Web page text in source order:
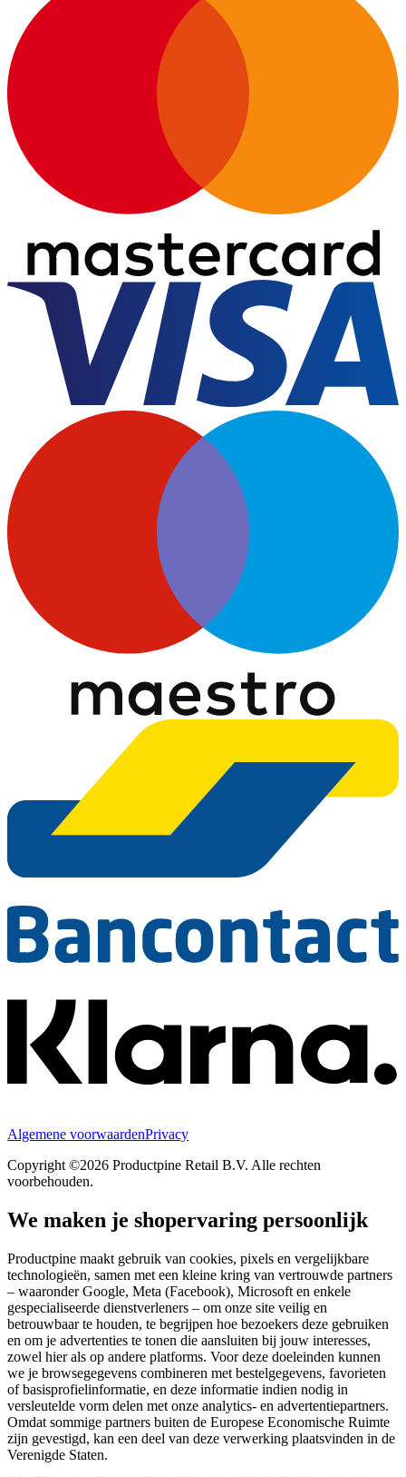
Algemene voorwaardenPrivacy
Copyright ©2026 Productpine Retail B.V. Alle rechten
voorbehouden.
We maken je shopervaring persoonlijk
Productpine maakt gebruik van cookies, pixels en vergelijkbare
technologieën, samen met een kleine kring van vertrouwde partners
– waaronder Google, Meta (Facebook), Microsoft en enkele
gespecialiseerde dienstverleners – om onze site veilig en
betrouwbaar te houden, te begrijpen hoe bezoekers deze gebruiken
en om je advertenties te tonen die aansluiten bij jouw interesses,
zowel hier als op andere platforms. Voor deze doeleinden kunnen
we je browsegegevens combineren met bestelgegevens, favorieten
of basisprofielinformatie, en deze informatie indien nodig in
versleutelde vorm delen met onze analytics- en advertentiepartners.
Omdat sommige partners buiten de Europese Economische Ruimte
zijn gevestigd, kan een deel van deze verwerking plaatsvinden in de
Verenigde Staten.